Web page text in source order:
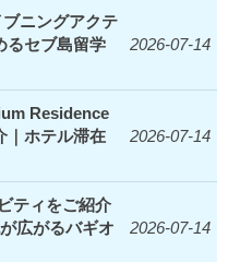
ブニングアクテ
るセブ島留学
2026-07-14
Residence
｜ホテル滞在
2026-07-14
ティをご紹介
広がるバギオ
2026-07-14